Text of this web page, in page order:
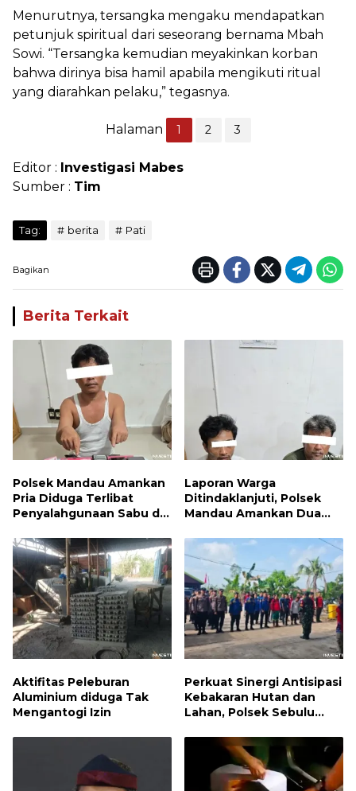
Menurutnya, tersangka mengaku mendapatkan
petunjuk spiritual dari seseorang bernama Mbah
Sowi. “Tersangka kemudian meyakinkan korban
bahwa dirinya bisa hamil apabila mengikuti ritual
yang diarahkan pelaku,” tegasnya.
Halaman 1 2 3
Editor : Investigasi Mabes
Sumber : Tim
Tag: berita Pati
Bagikan
Berita Terkait
Polsek Mandau Amankan
Pria Diduga Terlibat
Penyalahgunaan Sabu di
Laporan Warga
Ditindaklanjuti, Polsek
Mandau Amankan Dua
Paket Sabu
Aktifitas Peleburan
Aluminium diduga Tak
Mengantogi Izin
Perkuat Sinergi Antisipasi
Kebakaran Hutan dan
Lahan, Polsek Sebulu
Kesiapsiagaan Karhutla